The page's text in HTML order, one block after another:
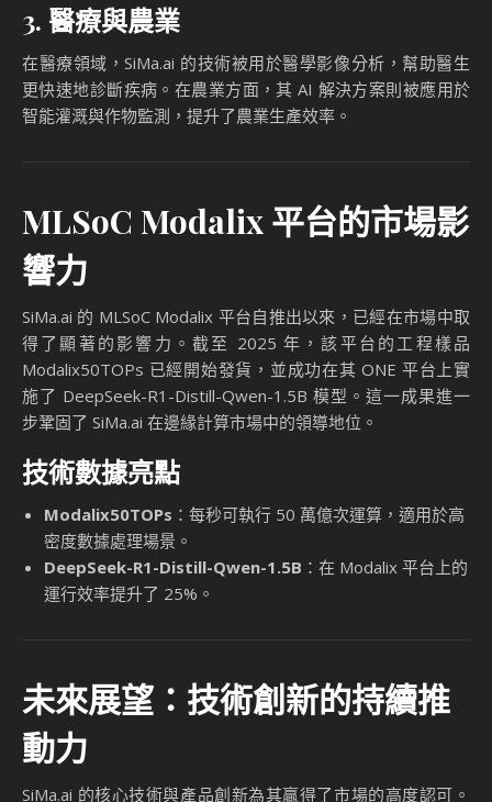
3. 醫療與農業
在醫療領域，SiMa.ai 的技術被用於醫學影像分析，幫助醫生
更快速地診斷疾病。在農業方面，其 AI 解決方案則被應用於
智能灌溉與作物監測，提升了農業生產效率。
MLSoC Modalix 平台的市場影
響力
SiMa.ai 的 MLSoC Modalix 平台自推出以來，已經在市場中取
得了顯著的影響力。截至 2025 年，該平台的工程樣品
Modalix50TOPs 已經開始發貨，並成功在其 ONE 平台上實
施了 DeepSeek-R1-Distill-Qwen-1.5B 模型。這一成果進一
步鞏固了 SiMa.ai 在邊緣計算市場中的領導地位。
技術數據亮點
Modalix50TOPs ：每秒可執行 50 萬億次運算，適用於高
密度數據處理場景。
DeepSeek-R1-Distill-Qwen-1.5B ：在 Modalix 平台上的
運行效率提升了 25%。
未來展望：技術創新的持續推
動力
SiMa.ai 的核心技術與產品創新為其贏得了市場的高度認可。